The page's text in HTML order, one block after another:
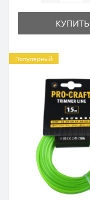
КУПИТЬ
Популярный